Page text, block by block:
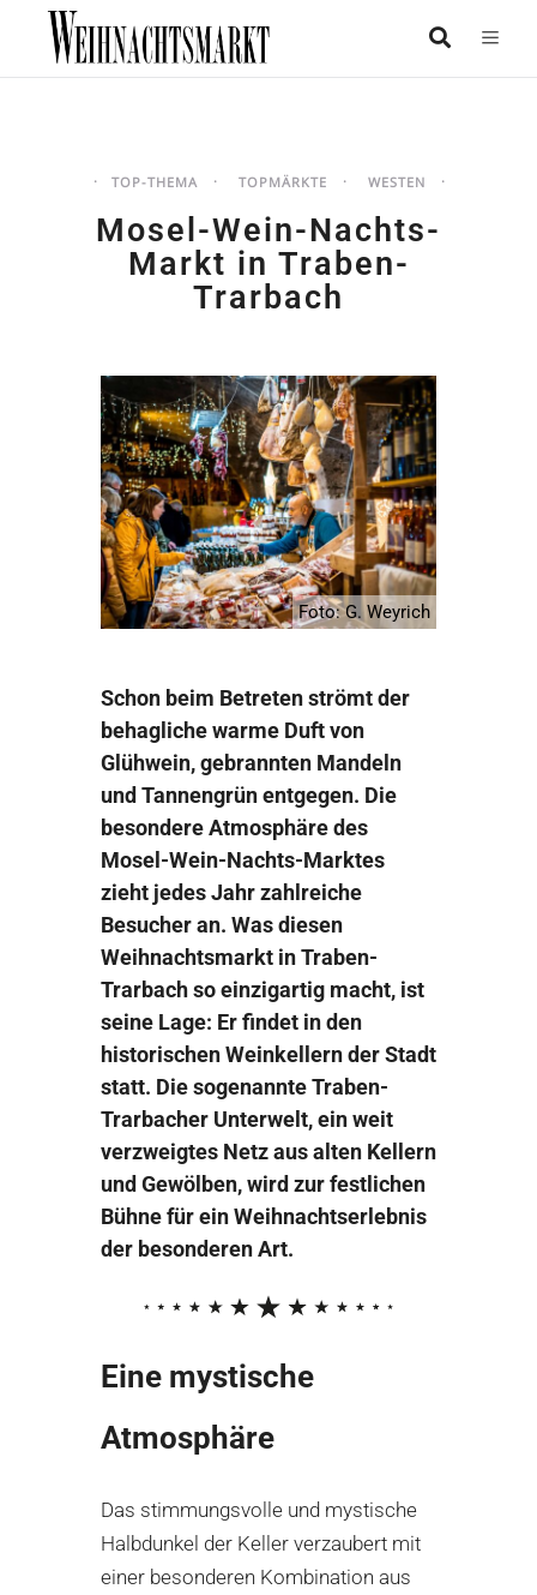
TOP-THEMA TOPMÄRKTE WESTEN
Mosel-Wein-Nachts-
Markt in Traben-
Trarbach
Foto: G. Weyrich
Schon beim Betreten strömt der
behagliche warme Duft von
Glühwein, gebrannten Mandeln
und Tannengrün entgegen. Die
besondere Atmosphäre des
Mosel-Wein-Nachts-Marktes
zieht jedes Jahr zahlreiche
Besucher an. Was diesen
Weihnachtsmarkt in Traben-
Trarbach so einzigartig macht, ist
seine Lage: Er findet in den
historischen Weinkellern der Stadt
statt. Die sogenannte Traben-
Trarbacher Unterwelt, ein weit
verzweigtes Netz aus alten Kellern
und Gewölben, wird zur festlichen
Bühne für ein Weihnachtserlebnis
der besonderen Art.
Eine mystische
Atmosphäre
Das stimmungsvolle und mystische
Halbdunkel der Keller verzaubert mit
einer besonderen Kombination aus